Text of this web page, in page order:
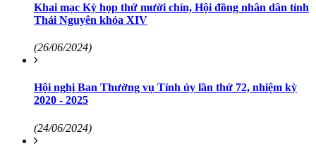
Khai mạc Kỳ họp thứ mười chín, Hội đồng nhân dân tỉnh
Thái Nguyên khóa XIV
(26/06/2024)
Hội nghị Ban Thường vụ Tỉnh ủy lần thứ 72, nhiệm kỳ
2020 - 2025
(24/06/2024)